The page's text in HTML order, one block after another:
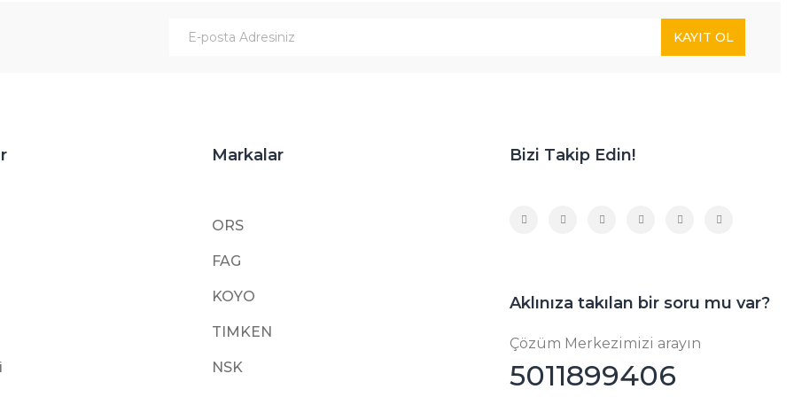
KAYIT OL
Markalar
ORS
FAG
KOYO
TIMKEN
NSK
Bizi Takip Edin!
Aklınıza takılan bir soru mu var?
Çözüm Merkezimizi arayın
5011899406